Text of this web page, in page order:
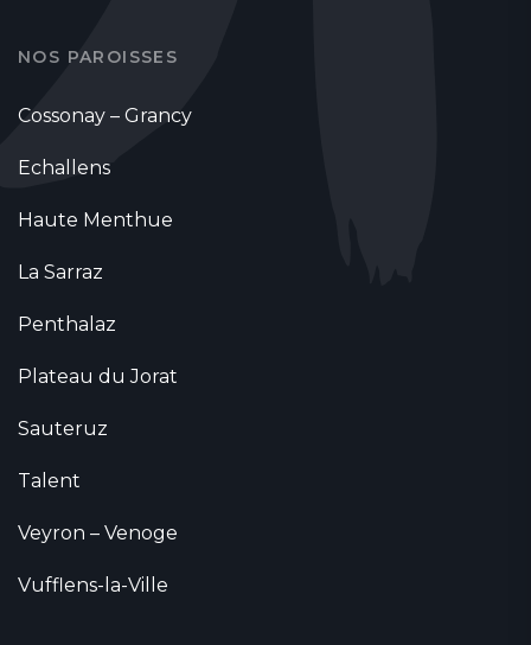
NOS PAROISSES
Cossonay – Grancy
Echallens
Haute Menthue
La Sarraz
Penthalaz
Plateau du Jorat
Sauteruz
Talent
Veyron – Venoge
Vufflens-la-Ville